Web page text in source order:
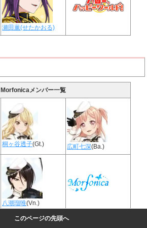
瀬田薫(せたかおる)
Morfonicaメンバー一覧
桐ヶ谷透子(Gt.) 広町七深(Ba.)
八潮瑠唯(Vn.)
このページの先頭へ